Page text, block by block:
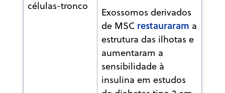
células-tronco
Exossomos derivados
de MSC restauraram a
estrutura das ilhotas e
aumentaram a
sensibilidade à
insulina em estudos